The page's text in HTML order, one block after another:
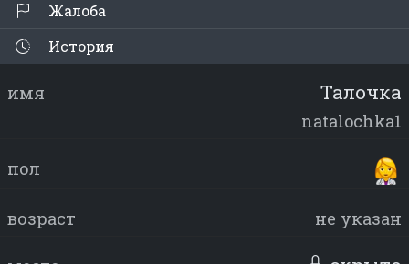
Жалоба
История
имя Талочка
natalochka1
пол
возраст не указан